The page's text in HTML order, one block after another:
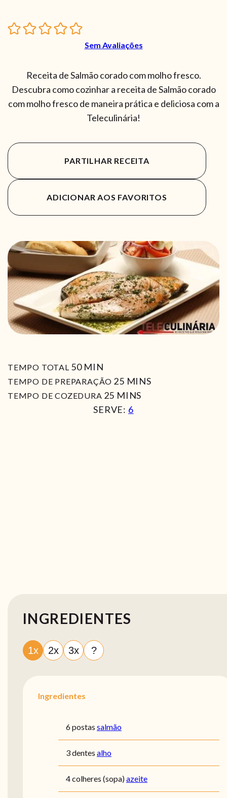
Sem Avaliações
Receita de Salmão corado com molho fresco.
Descubra como cozinhar a receita de Salmão corado
com molho fresco de maneira prática e deliciosa com a
Teleculinária!
PARTILHAR RECEITA
ADICIONAR AOS FAVORITOS
TEMPO TOTAL 50MIN
MIN
TEMPO DE PREPARAÇÃO 25MIN
MINS
TEMPO DE COZEDURA 25 MIN
MINS
SERVE: 6
INGREDIENTES
1x 2x 3x ?
Ingredientes
6 postas salmão
3 dentes alho
4 colheres (sopa)azeite